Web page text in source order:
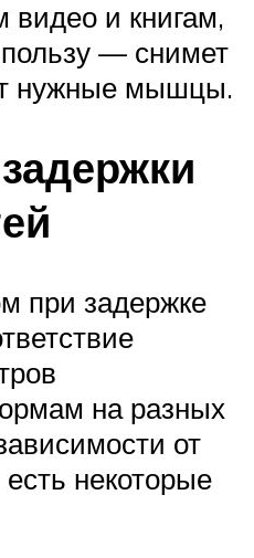
видео и книгам,
— снимет
нужные мышцы.
при задержке
на разных
от
некоторые